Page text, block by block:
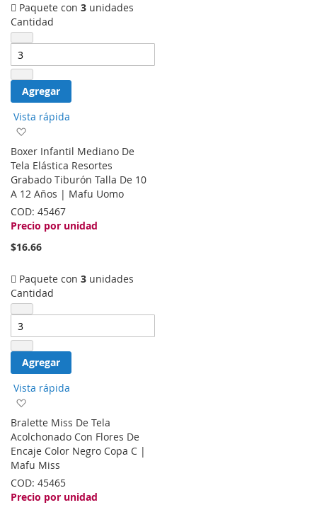
Paquete con 3 unidades
Cantidad
Agregar
Vista rápida
la
lista
de
deseos
Boxer Infantil Mediano De
Tela Elástica Resortes
Grabado Tiburón Talla De 10
A 12 Años | Mafu Uomo
COD: 45467
Precio por unidad
$16.66
Paquete con 3 unidades
Cantidad
Agregar
Vista rápida
la
lista
de
deseos
Bralette Miss De Tela
Acolchonado Con Flores De
Encaje Color Negro Copa C |
Mafu Miss
COD: 45465
Precio por unidad